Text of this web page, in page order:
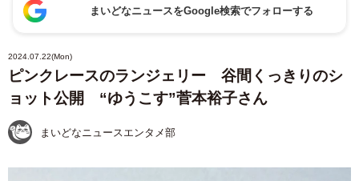
まいどなニュースをGoogle検索でフォローする
2024.07.22(Mon)
ピンクレースのランジェリー 谷間くっきりのシ
ョット公開 “ゆうこす”菅本裕子さん
まいどなニュースエンタメ部